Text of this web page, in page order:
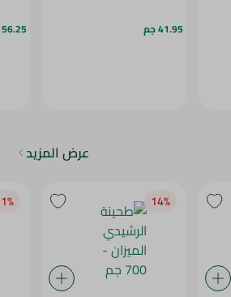
41.95 جم 56.25 جم
عرض المزيد
14‎%‎